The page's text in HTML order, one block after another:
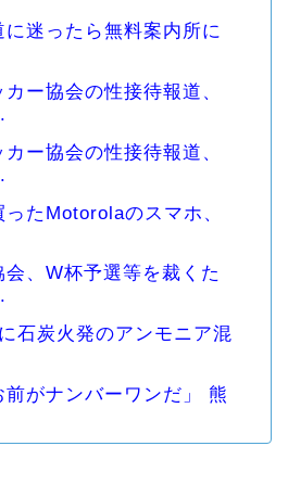
迷ったら無料案内所に
ー協会の性接待報道、
ー協会の性接待報道、
ったMotorolaのスマホ、
、W杯予選等を裁くた
石炭火発のアンモニア混
がナンバーワンだ」 熊